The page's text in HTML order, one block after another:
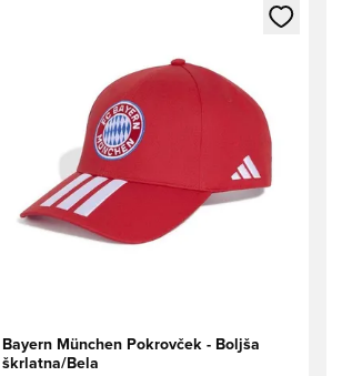
Odpre Modal za prijavo ali vpis kot član
Bayern München Pokrovček - Boljša
škrlatna/Bela